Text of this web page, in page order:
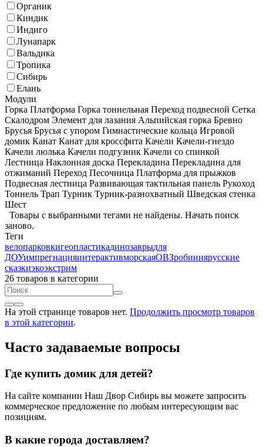
Органик
Киндик
Индиго
Лунапарк
Вальдика
Тропика
Сибирь
Елань
Модули
Горка Платформа Горка тоннельная Переход подвесной Сетка
Скалодром Элемент для лазания Альпийская горка Бревно
Брусья Брусья с упором Гимнастические кольца Игровой
домик Канат Канат для кроссфита Качели Качели-гнездо
Качели люлька Качели подгузник Качели со спинкой
Лестница Наклонная доска Перекладина Перекладина для
отжиманий Переход Песочница Платформа для прыжков
Подвесная лестница Развивающая тактильная панель Рукоход
Тоннель Трап Турник Турник-разнохватный Шведская стенка
Шест
Товары с выбранными тегами не найдены. Начать поиск
заново.
Теги
велопарковкигеопластикадинозаврыдля
ДОУимпрегнацияинтерактивморскаяОВЗробиниярусские
сказкиэкоэкстрим
26 товаров в категории
На этой странице товаров нет. Продолжить просмотр товаров
в этой категории.
Часто задаваемые вопросы
Где купить домик для детей?
На сайте компании Наш Двор Сибирь вы можете запросить
коммерческое предложение по любым интересующим вас
позициям.
В какие города доставляем?